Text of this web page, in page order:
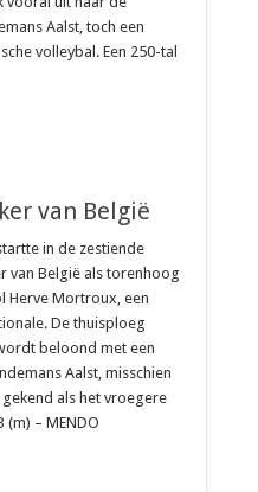
Aalst, toch een
volleybal. Een 250-tal
van België
in de zestiende
van België als torenhoog
Herve Mortroux, een
De thuisploeg
beloond met een
Aalst, misschien
als het vroegere
(m) – MENDO